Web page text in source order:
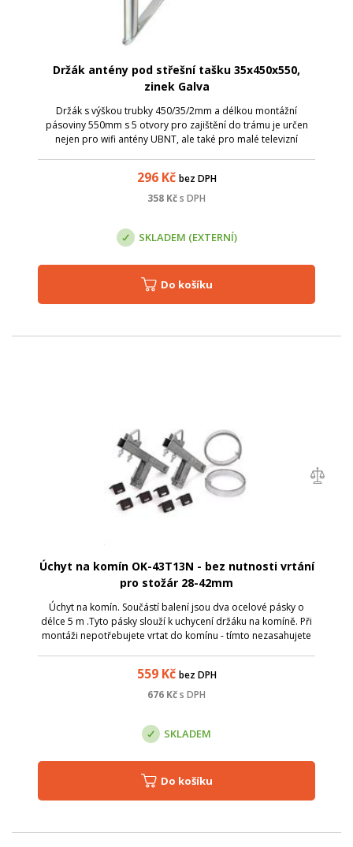
Držák antény pod střešní tašku 35x450x550,
zinek Galva
Držák s výškou trubky 450/35/2mm a délkou montážní
pásoviny 550mm s 5 otvory pro zajištění do trámu je určen
nejen pro wifi antény UBNT, ale také pro malé televizní
296Kč bez DPH
358 Kčs DPH
SKLADEM (EXTERNÍ)
Do košíku
Úchyt na komín OK-43T13N - bez nutnosti vrtání
pro stožár 28-42mm
Úchyt na komín. Součástí balení jsou dva ocelové pásky o
délce 5 m .Tyto pásky slouží k uchycení držáku na komíně. Při
montáži nepotřebujete vrtat do komínu - tímto nezasahujete
559Kč bez DPH
676 Kčs DPH
SKLADEM
Do košíku